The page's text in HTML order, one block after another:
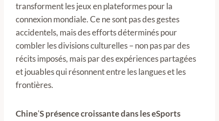
transforment les jeux en plateformes pour la
connexion mondiale. Ce ne sont pas des gestes
accidentels, mais des efforts déterminés pour
combler les divisions culturelles – non pas par des
récits imposés, mais par des expériences partagées
et jouables qui résonnent entre les langues et les
frontières.
Chine'S présence croissante dans les eSports